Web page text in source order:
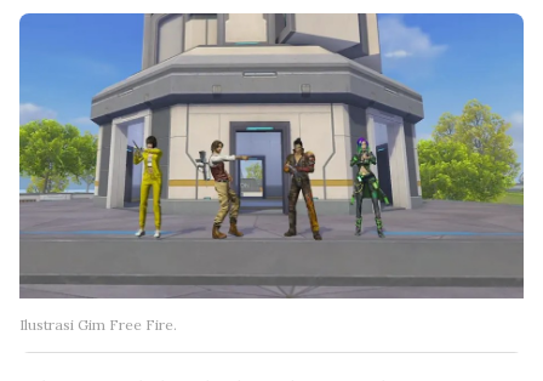
Ilustrasi Gim Free Fire.